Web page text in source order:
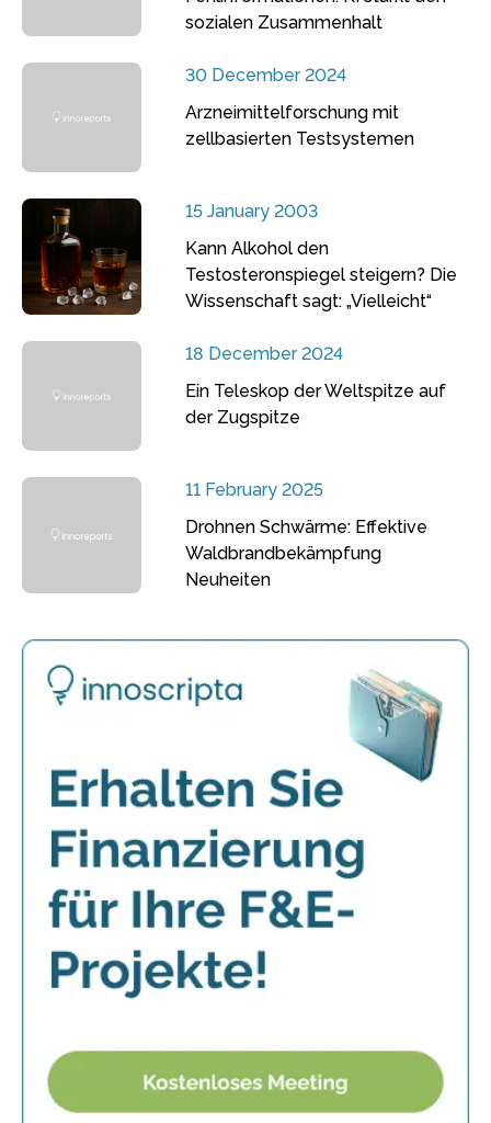
sozialen Zusammenhalt
30 December 2024
Arzneimittelforschung mit
zellbasierten Testsystemen
15 January 2003
Kann Alkohol den
Testosteronspiegel steigern? Die
Wissenschaft sagt: „Vielleicht“
18 December 2024
Ein Teleskop der Weltspitze auf
der Zugspitze
11 February 2025
Drohnen Schwärme: Effektive
Waldbrandbekämpfung
Neuheiten